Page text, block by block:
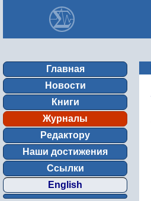
Главная
Новости
Книги
Журналы
Редактору
Наши достижения
Ссылки
English